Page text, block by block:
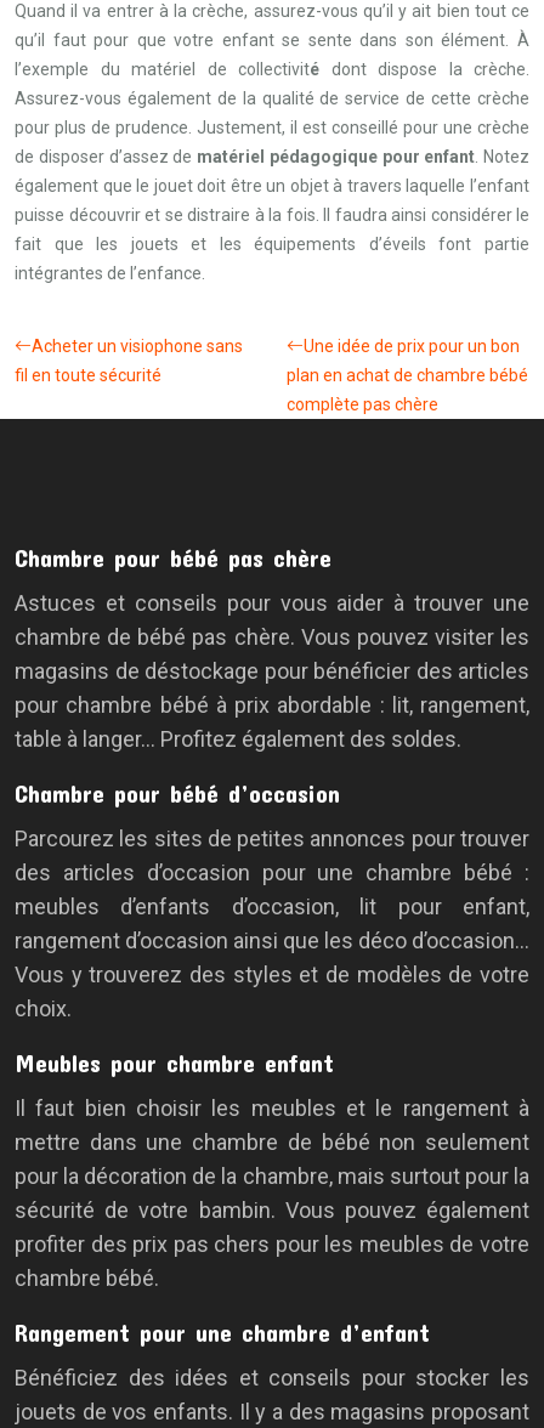
Quand il va entrer à la crèche, assurez-vous qu’il y ait bien tout ce
qu’il faut pour que votre enfant se sente dans son élément. À
l’exemple du matériel de collectivité dont dispose la crèche.
Assurez-vous également de la qualité de service de cette crèche
pour plus de prudence. Justement, il est conseillé pour une crèche
de disposer d’assez de matériel pédagogique pour enfant . Notez
également que le jouet doit être un objet à travers laquelle l’enfant
puisse découvrir et se distraire à la fois. Il faudra ainsi considérer le
fait que les jouets et les équipements d’éveils font partie
intégrantes de l’enfance.
Acheter un visiophone sans
fil en toute sécurité
Une idée de prix pour un bon
plan en achat de chambre bébé
complète pas chère
Chambre pour bébé pas chère
Astuces et conseils pour vous aider à trouver une
chambre de bébé pas chère. Vous pouvez visiter les
magasins de déstockage pour bénéficier des articles
pour chambre bébé à prix abordable : lit, rangement,
table à langer… Profitez également des soldes.
Chambre pour bébé d’occasion
Parcourez les sites de petites annonces pour trouver
des articles d’occasion pour une chambre bébé :
meubles d’enfants d’occasion, lit pour enfant,
rangement d’occasion ainsi que les déco d’occasion…
Vous y trouverez des styles et de modèles de votre
choix.
Meubles pour chambre enfant
Il faut bien choisir les meubles et le rangement à
mettre dans une chambre de bébé non seulement
pour la décoration de la chambre, mais surtout pour la
sécurité de votre bambin. Vous pouvez également
profiter des prix pas chers pour les meubles de votre
chambre bébé.
Rangement pour une chambre d’enfant
Bénéficiez des idées et conseils pour stocker les
jouets de vos enfants. Il y a des magasins proposant